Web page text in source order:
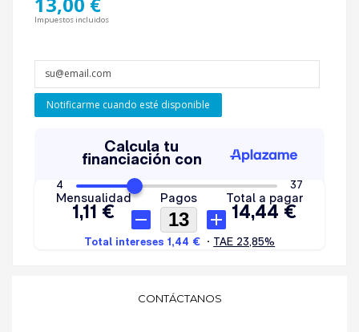
Impuestos incluidos
Notificarme cuando esté disponible
CONTÁCTANOS